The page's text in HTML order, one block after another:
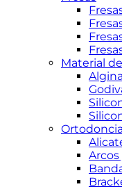
Material
Ortodoncia